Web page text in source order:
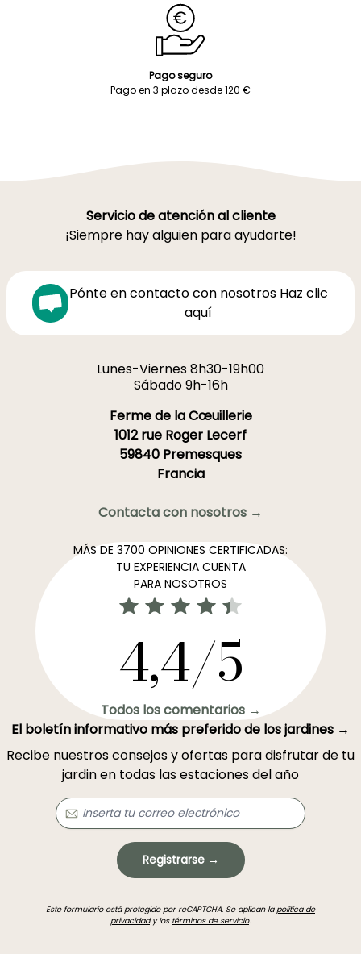
Pago seguro
Pago en 3 plazo desde 120 €
Servicio de atención al cliente
¡Siempre hay alguien para ayudarte!
Pónte en contacto con nosotros Haz clic
aquí
Lunes-Viernes 8h30-19h00
Sábado 9h-16h
Ferme de la Cœuillerie
1012 rue Roger Lecerf
59840 Premesques
Francia
Contacta con nosotros →
MÁS DE 3700 OPINIONES CERTIFICADAS:
TU EXPERIENCIA CUENTA
PARA NOSOTROS
4,4/5
Todos los comentarios →
El boletín informativo más preferido de los jardines →
Recibe nuestros consejos y ofertas para disfrutar de tu
jardin en todas las estaciones del año
Registrarse →
Este formulario está protegido por reCAPTCHA. Se aplican la política de
privacidady los términos de servicio.